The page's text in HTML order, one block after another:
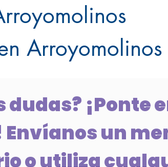
Arroyomolinos
dudas? ¡Ponte
un
o utiliza